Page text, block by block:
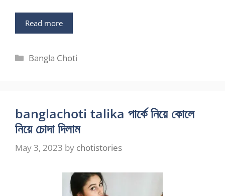
Read more
Categories
Bangla Choti
banglachoti talika পার্কে নিয়ে কোলে
নিয়ে চোদা দিলাম
May 3, 2023 by chotistories